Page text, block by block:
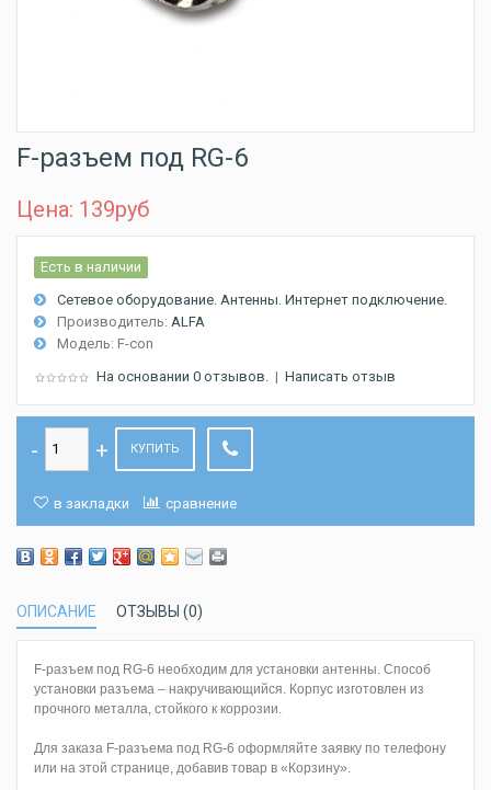
F-разъем под RG-6
Цена: 139руб
Есть в наличии
Сетевое оборудование. Антенны. Интернет подключение.
Производитель: ALFA
Модель: F-con
На основании 0 отзывов. | Написать отзыв
КУПИТЬ
в закладки сравнение
ОПИСАНИЕ ОТЗЫВЫ (0)
F-разъем под RG-6 необходим для установки антенны. Способ
установки разъема – накручивающийся. Корпус изготовлен из
прочного металла, стойкого к коррозии.
Для заказа F-разъема под RG-6 оформляйте заявку по телефону
или на этой странице, добавив товар в «Корзину».